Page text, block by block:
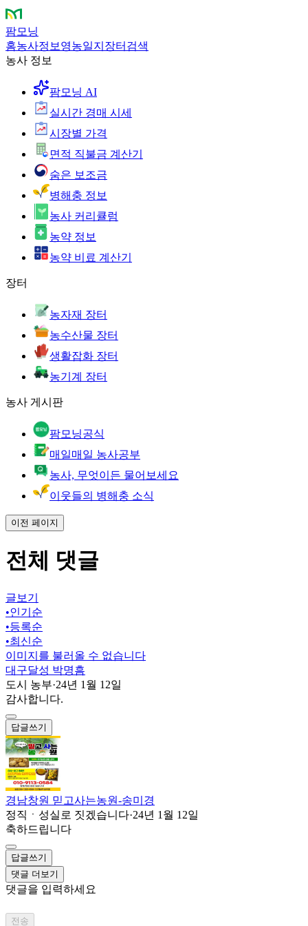
팜모닝
홈농사정보 영농일지 장터 검색
농사 정보
팜모닝 AI
실시간 경매 시세
시장별 가격
면적 직불금 계산기
숨은 보조금
병해충 정보
농사 커리큘럼
농약 정보
농약 비료 계산기
장터
농자재 장터
농수산물 장터
생활잡화 장터
농기계 장터
농사 게시판
팜모닝공식
매일매일 농사공부
농사, 무엇이든 물어보세요
이웃들의 병해충 소식
이전 페이지
전체 댓글
글보기
•인기순
•등록순
•최신순
이미지를 불러올 수 없습니다
대구달성 박명흠
도시 농부·24년 1월 12일
감사합니다.
답글쓰기
경남창원 믿고사는농원-송미경
정직ㆍ성실로 짓겠습니다·24년 1월 12일
축하드립니다
답글쓰기
댓글 더보기
댓글을 입력하세요
전송